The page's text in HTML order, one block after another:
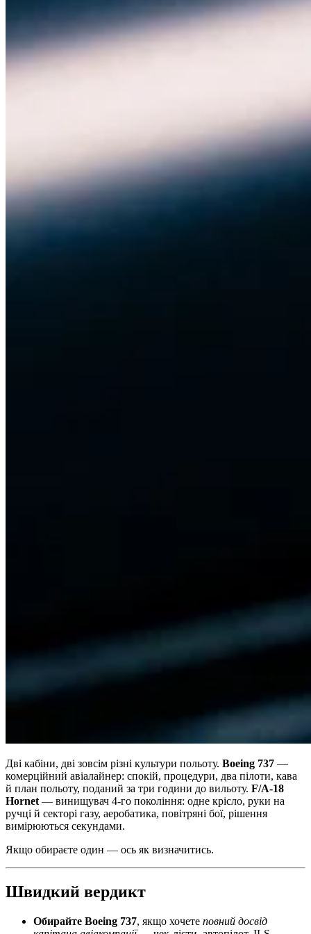
Дві кабіни, дві зовсім різні культури польоту. Boeing 737 —
комерційний авіалайнер: спокій, процедури, два пілоти, кава
й план польоту, поданий за три години до вильоту. F/A-18
Hornet — винищувач 4-го покоління: одне крісло, руки на
ручці й секторі газу, аеробатика, повітряні бої, рішення
вимірюються секундами.
Якщо обираєте один — ось як визначитись.
Швидкий вердикт
Обирайте Boeing 737, якщо хочете повний досвід